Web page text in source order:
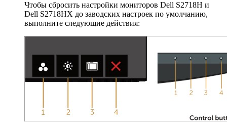
Чтобы сбросить настройки мониторов Dell S2718H и
Dell S2718HX до заводских настроек по умолчанию,
выполните следующие действия: